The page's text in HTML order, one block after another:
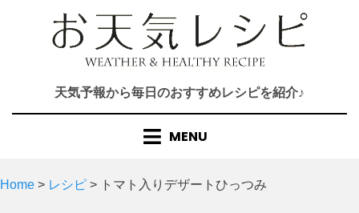
天気予報から毎日のおすすめレシピを紹介♪
MENU
Home > レシピ > トマト入りデザートひっつみ